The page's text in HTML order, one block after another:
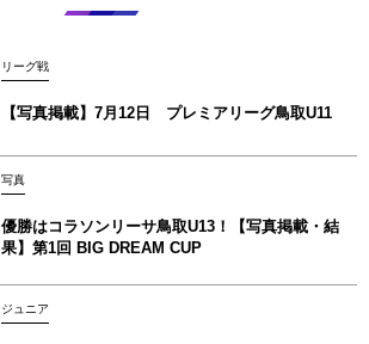
リーグ戦
【写真掲載】7月12日 プレミアリーグ鳥取U11
写真
優勝はコラソンリーサ鳥取U13！【写真掲載‪‪‪︎︎・結
果】第1回 BIG DREAM CUP
ジュニア